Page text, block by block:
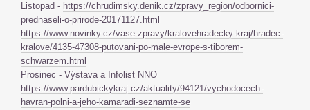
Listopad - https://chrudimsky.denik.cz/zpravy_region/odbornici-
prednaseli-o-prirode-20171127.html
https://www.novinky.cz/vase-zpravy/kralovehradecky-kraj/hradec-
kralove/4135-47308-putovani-po-male-evrope-s-tiborem-
schwarzem.html
Prosinec - Výstava a Infolist NNO
https://www.pardubickykraj.cz/aktuality/94121/vychodocech-
havran-polni-a-jeho-kamaradi-seznamte-se